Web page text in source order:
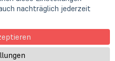
nachträglich jederzeit